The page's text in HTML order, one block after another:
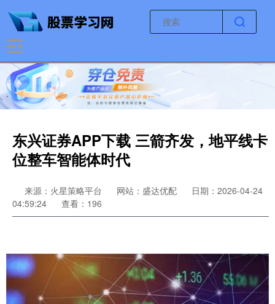
东兴证券APP下载 三箭齐发，地平线卡
位整车智能体时代
来源：火星策略平台 网站：盛达优配
日期：2026-04-24
04:59:24
查看：196